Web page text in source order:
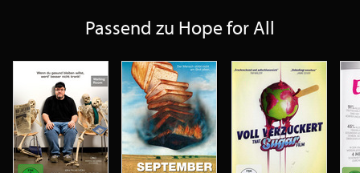
Passend zu Hope for All